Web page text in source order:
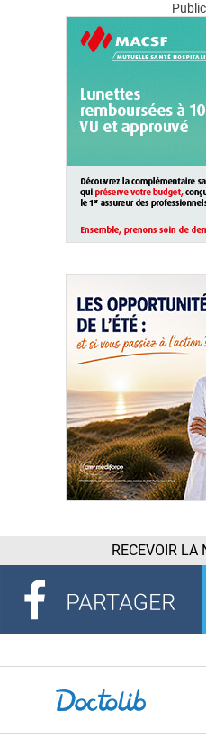
RECEVOIR LA